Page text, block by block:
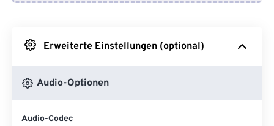
Erweiterte Einstellungen (optional)
Audio-Optionen
Audio-Codec